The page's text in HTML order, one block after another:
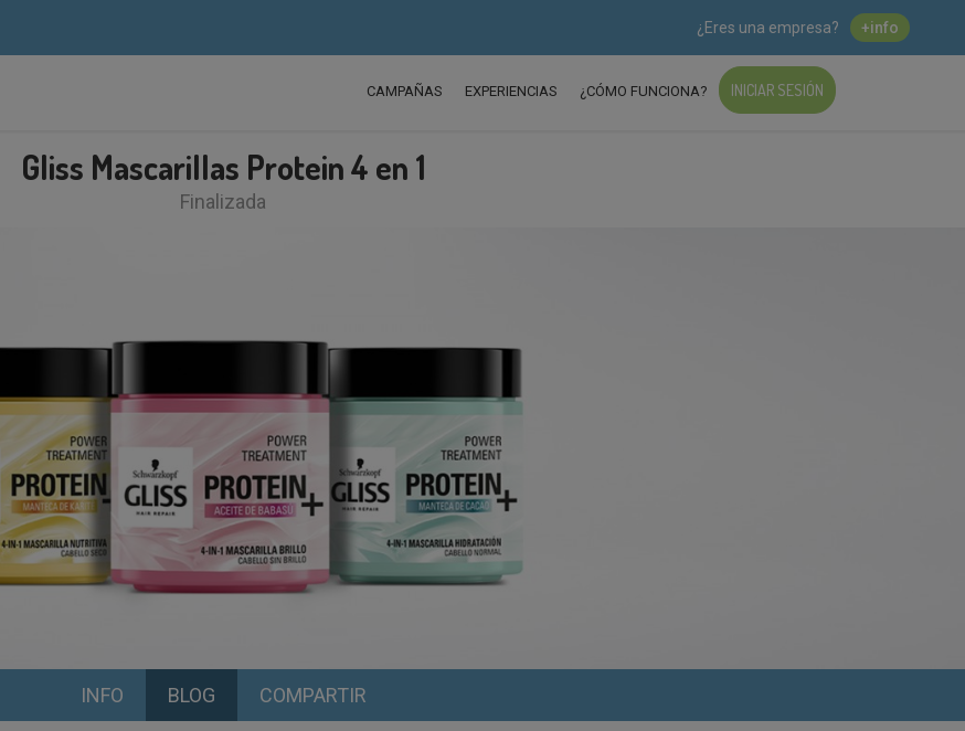
¿Eres una empresa? +info
CAMPAÑAS EXPERIENCIAS ¿CÓMO FUNCIONA? INICIAR SESIÓN
Gliss Mascarillas Protein 4 en 1
Finalizada
INFO BLOG COMPARTIR